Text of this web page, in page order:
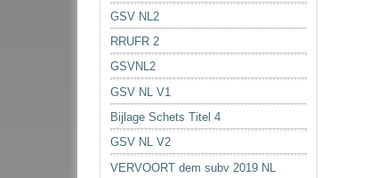
GSV NL2
RRUFR 2
GSVNL2
GSV NL V1
Bijlage Schets Titel 4
GSV NL V2
VERVOORT dem subv 2019 NL